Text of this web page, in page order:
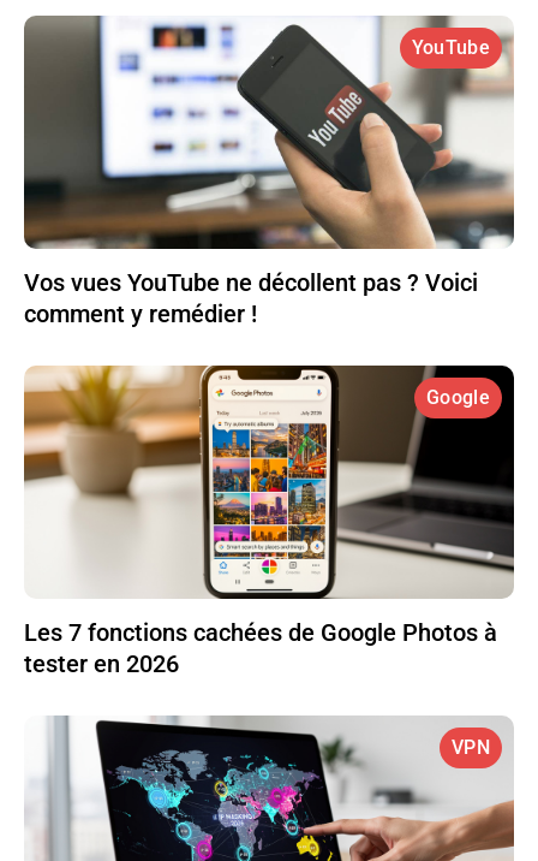
YouTube
Vos vues YouTube ne décollent pas ? Voici
comment y remédier !
Google
Les 7 fonctions cachées de Google Photos à
tester en 2026
VPN